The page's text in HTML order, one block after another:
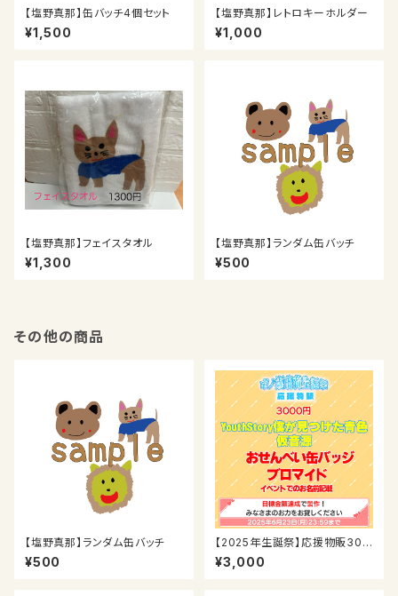
【塩野真那】缶バッチ4個セット
¥1,500
【塩野真那】レトロキーホルダー
¥1,000
【塩野真那】フェイスタオル
¥1,300
【塩野真那】ランダム缶バッチ
¥500
その他の商品
【塩野真那】ランダム缶バッチ
¥500
【2025年生誕祭】応援物販300
0円
¥3,000